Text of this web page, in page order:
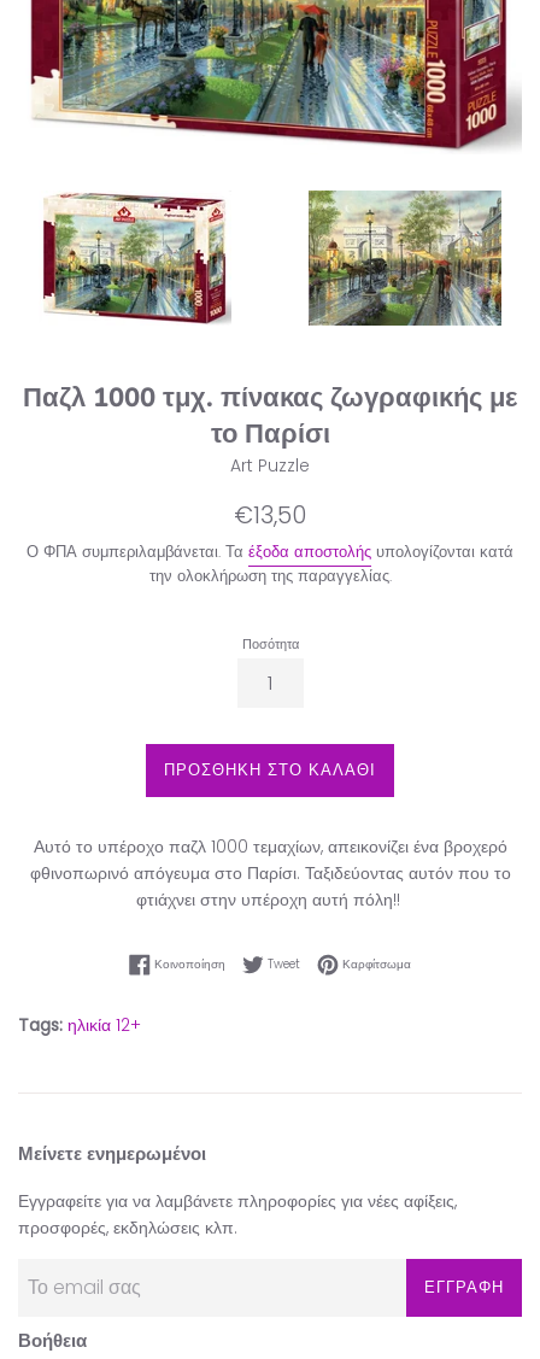
Παζλ 1000 τμχ. πίνακας ζωγραφικής με
το Παρίσι
Art Puzzle
Κανονική
€13,50
Ο ΦΠΑ συμπεριλαμβάνεται. Τα έξοδα αποστολής υπολογίζονται κατά
την ολοκλήρωση της παραγγελίας.
Ποσότητα
ΠΡΟΣΘΗΚΗ ΣΤΟ ΚΑΛΑΘΙ
Αυτό το υπέροχο παζλ 1000 τεμαχίων, απεικονίζει ένα βροχερό
φθινοπωρινό απόγευμα στο Παρίσι. Ταξιδεύοντας αυτόν που το
φτιάχνει στην υπέροχη αυτή πόλη!!
Κοινοποίηση Κοινοποίηση στο Facebook
TweetTweet στο Twitter
ΚαρφίτσωμαΚαρφίτσωμα στο
Tags: ηλικία 12+
Μείνετε ενημερωμένοι
Εγγραφείτε για να λαμβάνετε πληροφορίες για νέες αφίξεις,
προσφορές, εκδηλώσεις κλπ.
ΕΓΓΡΑΦΗ
Βοήθεια